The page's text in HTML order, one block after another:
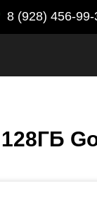
8 (928) 456-99-